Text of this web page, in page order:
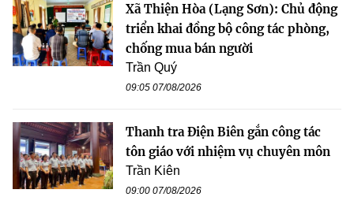
Xã Thiện Hòa (Lạng Sơn): Chủ động
triển khai đồng bộ công tác phòng,
chống mua bán người
Trần Quý
09:05 07/08/2026
Thanh tra Điện Biên gắn công tác
tôn giáo với nhiệm vụ chuyên môn
Trần Kiên
09:00 07/08/2026